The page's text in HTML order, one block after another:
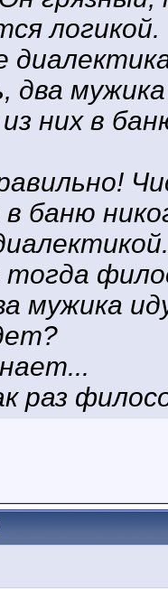
логикой.
два
них в
баню
мужика
раз